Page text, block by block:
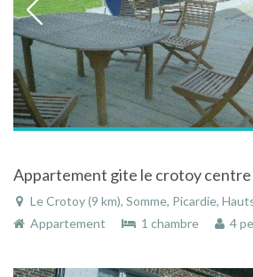
Le Crotoy (9 km), Somme, Picardie,
Appartement
1 chambre 4